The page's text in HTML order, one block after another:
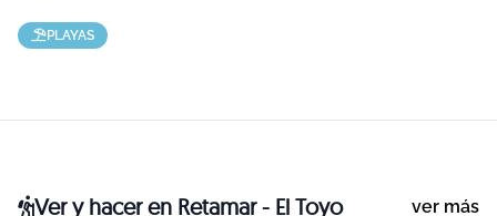
PLAYAS
Ver y haceren Retamar - El Toyo ver más